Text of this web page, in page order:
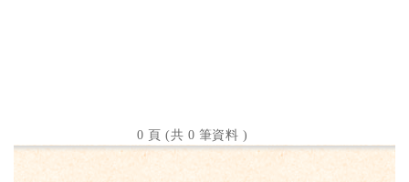
0 頁 (共 0 筆資料 )